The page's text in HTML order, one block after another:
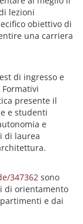
lezioni
obiettivo di
una carriera
di ingresso e
presente il
e studenti
e
di laurea
347362 sono
di orientamento
e dai